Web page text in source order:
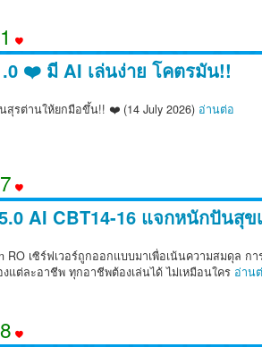
❤️ มี AI เล่นง่าย โคตรมัน!!
สุรต่านให้ยกมือขึ้น!! ❤️ (14 July 2026) อ่านต่อ
AI CBT14-16 แจกหนักปันสุข
RO เซิร์ฟเวอร์ถูกออกแบบมาเพื่อเน้นความสมดุล ก
แต่ละอาชีพ ทุกอาชีพต้องเล่นได้ ไม่เหมือนใคร อ่าน